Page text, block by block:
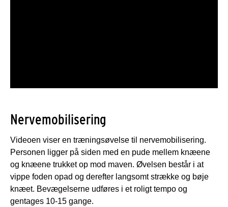
Nervemobilisering
Videoen viser en træningsøvelse til nervemobilisering.
Personen ligger på siden med en pude mellem knæene
og knæene trukket op mod maven. Øvelsen består i at
vippe foden opad og derefter langsomt strække og bøje
knæet. Bevægelserne udføres i et roligt tempo og
gentages 10-15 gange.